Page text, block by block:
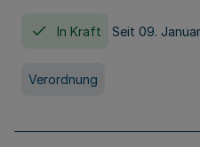
In Kraft Seit 09.
Verordnung